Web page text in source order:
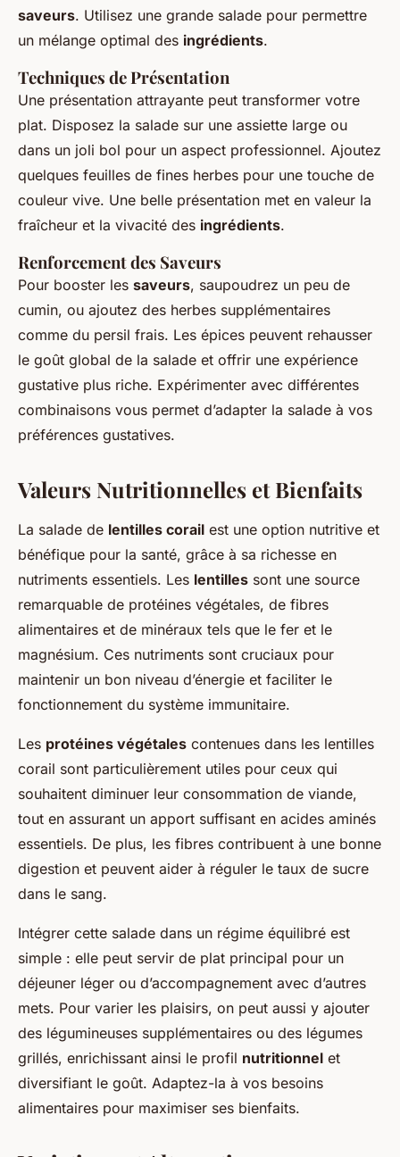
saveurs. Utilisez une grande salade pour permettre
un mélange optimal des ingrédients.
Techniques de Présentation
Une présentation attrayante peut transformer votre
plat. Disposez la salade sur une assiette large ou
dans un joli bol pour un aspect professionnel. Ajoutez
quelques feuilles de fines herbes pour une touche de
couleur vive. Une belle présentation met en valeur la
fraîcheur et la vivacité des ingrédients.
Renforcement des Saveurs
Pour booster les saveurs, saupoudrez un peu de
cumin, ou ajoutez des herbes supplémentaires
comme du persil frais. Les épices peuvent rehausser
le goût global de la salade et offrir une expérience
gustative plus riche. Expérimenter avec différentes
combinaisons vous permet d’adapter la salade à vos
préférences gustatives.
Valeurs Nutritionnelles et Bienfaits
La salade de lentilles corail est une option nutritive et
bénéfique pour la santé, grâce à sa richesse en
nutriments essentiels. Les lentilles sont une source
remarquable de protéines végétales, de fibres
alimentaires et de minéraux tels que le fer et le
magnésium. Ces nutriments sont cruciaux pour
maintenir un bon niveau d’énergie et faciliter le
fonctionnement du système immunitaire.
Les protéines végétales contenues dans les lentilles
corail sont particulièrement utiles pour ceux qui
souhaitent diminuer leur consommation de viande,
tout en assurant un apport suffisant en acides aminés
essentiels. De plus, les fibres contribuent à une bonne
digestion et peuvent aider à réguler le taux de sucre
dans le sang.
Intégrer cette salade dans un régime équilibré est
simple : elle peut servir de plat principal pour un
déjeuner léger ou d’accompagnement avec d’autres
mets. Pour varier les plaisirs, on peut aussi y ajouter
des légumineuses supplémentaires ou des légumes
grillés, enrichissant ainsi le profil nutritionnel et
diversifiant le goût. Adaptez-la à vos besoins
alimentaires pour maximiser ses bienfaits.